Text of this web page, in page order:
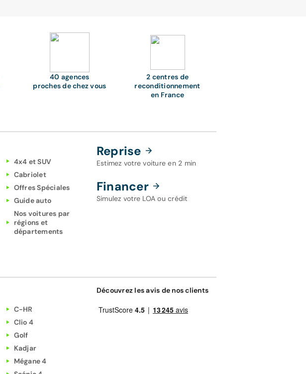
40 agences
proches de chez vous
2 centres de
reconditionnement
en France
4x4 et SUV
Cabriolet
Offres Spéciales
Guide auto
Nos voitures par
régions et
départements
Reprise
Estimez votre voiture en 2 min
Financer
Simulez votre LOA ou crédit
C-HR
Clio 4
Golf
Kadjar
Mégane 4
Découvrez les avis de nos clients